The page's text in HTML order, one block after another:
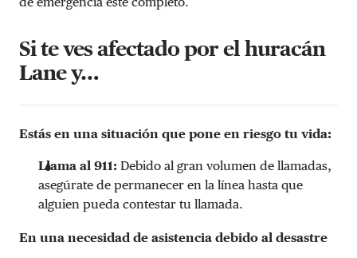
Si te ves afectado por el huracán
Lane y…
Estás en una situación que pone en riesgo tu vida:
Llama al 911: Debido al gran volumen de llamadas,
asegúrate de permanecer en la línea hasta que
alguien pueda contestar tu llamada.
En una necesidad de asistencia debido al desastre